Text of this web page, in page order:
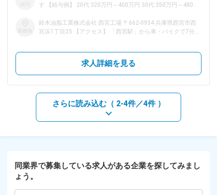
サイトマップ
の根幹を支える製造工程。日々手がけた製品が、街中のお店や
いの大きな仕事です。 【具体的な作業】 ・機械の簡単な操作
による製造 ・完成した製品の容器への充填作業 ・出荷に向け
先輩のサポートにつきながら、少しずつ作業の流れを覚えてい
きましょう。 「見て覚えろ」といった厳しい指導はありませ
ん。未経験からスタートした先輩も多いため、つまずきやすい
ポートします。
す 【給与例】 20代:320万円～400万円 30代:350万円～480万
鈴木油脂工業株式会社 西宮工場 〒662-0934 兵庫県西宮市西
宮浜1丁目25 【アクセス】 「西宮駅」から車・バイクで7分
求人詳細を見る
さらに読み込む（ 2-4件／4件 ）
同業界で募集している求人がある企業を探してみまし
ょう。